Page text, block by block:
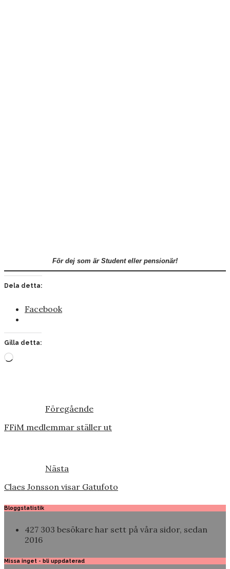
För dej som är Student eller pensionär!
Dela detta:
Facebook
Gilla detta:
Laddar
Föregående
FFiM medlemmar ställer ut
Nästa
Claes Jonsson visar Gatufoto
Bloggstatistik
427 303 besökare har sett på våra sidor, sedan
2016
Missa inget - bli uppdaterad